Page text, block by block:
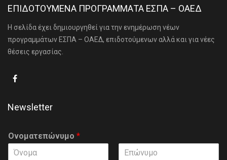
ΕΠΙΔΟΤΟΥΜΕΝΑ ΠΡΟΓΡΑΜΜΑΤΑ ΕΣΠΑ – ΟΑΕΔ
Η σελίδα έχει δημιουργηθεί για την ενημέρωση νέων
προγραμμάτων ΕΣΠΑ – ΟΑΕΔ, επιδοτούμενων αλλά και για νέες
θέσεις εργασίας.
Newsletter
Ονοματεπώνυμο *